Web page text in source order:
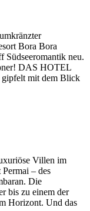
Bora Bora
Südseeromantik neu.
DAS HOTEL
gipfelt mit dem Blick
Villen im
– des
Die
bis zu einem der
Horizont. Und das